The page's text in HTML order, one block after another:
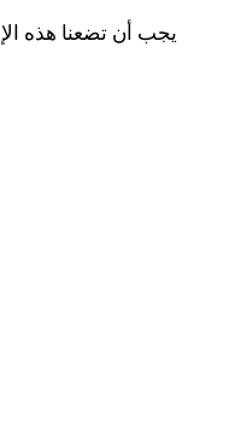
يجب أن تضعنا هذه